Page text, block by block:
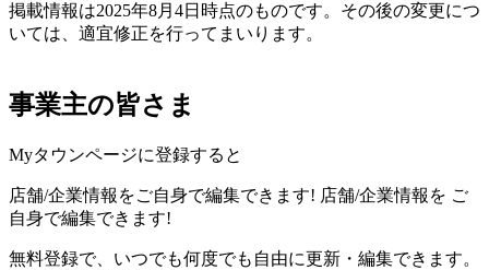
掲載情報は2025年8月4日時点のものです。その後の変更につ
いては、適宜修正を行ってまいります。
事業主の皆さま
Myタウンページに登録すると
店舗/企業情報をご自身で編集できます! 店舗/企業情報を ご
自身で編集できます!
無料登録で、いつでも何度でも自由に更新・編集できます。